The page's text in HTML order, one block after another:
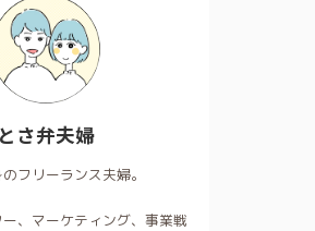
とさ弁夫婦
フリーランス夫婦。
ー、マーケティング、事業戦